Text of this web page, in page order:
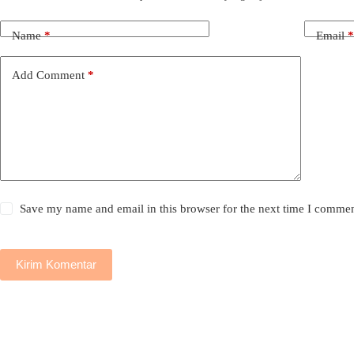
Name* Email*
Add Comment *
Save my name and email in this browser for the next time I
Kirim Komentar